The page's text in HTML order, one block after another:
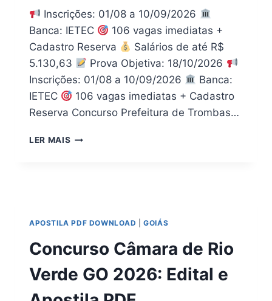
Inscrições: 01/08 a 10/09/2026
Banca: IETEC
106 vagas imediatas +
Cadastro Reserva
Salários de até R$
5.130,63
Prova Objetiva: 18/10/2026
Inscrições: 01/08 a 10/09/2026
Banca:
IETEC
106 vagas imediatas + Cadastro
Reserva Concurso Prefeitura de Trombas…
LER MAIS APOSTILA
EM
APOSTILA PDF DOWNLOAD |GOIÁS
Concurso Câmara de Rio
Verde GO 2026: Edital e